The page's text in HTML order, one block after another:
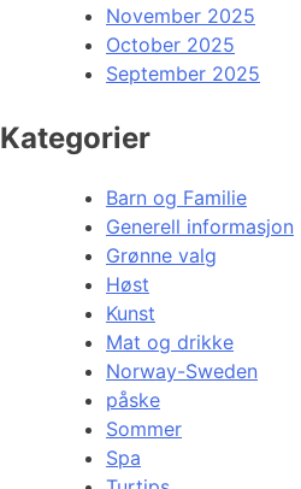
November 2025
October 2025
September 2025
Kategorier
Barn og Familie
Generell informasjon
Grønne valg
Høst
Kunst
Mat og drikke
Norway-Sweden
påske
Sommer
Spa